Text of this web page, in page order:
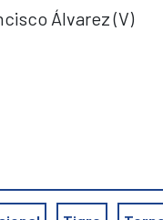
Álvarez (V)